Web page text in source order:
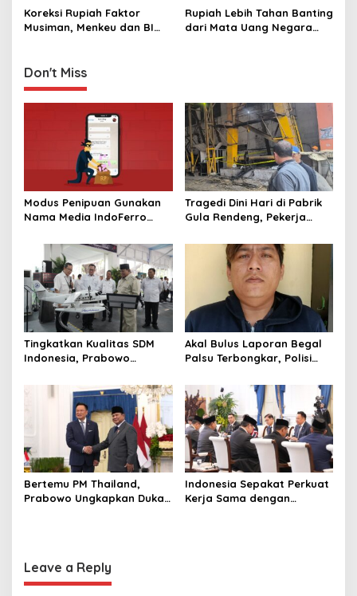
g
a
i
o
Strategi Jaga Rupiah
Koreksi Rupiah Faktor
Musiman, Menkeu dan BI
Rupiah Lebih Tahan Banting
dari Mata Uang Negara
Don't Miss
Modus Penipuan Gunakan
Nama Media IndoFerro
Waspadalah!
Tragedi Dini Hari di Pabrik
Gula Rendeng, Pekerja
Pengangkat Tebu
Tingkatkan Kualitas SDM
Indonesia, Prabowo
hingga Undang Universitas
Terbaik Dunia
Akal Bulus Laporan Begal
Palsu Terbongkar, Polisi
Perusahaan untuk Crypto
Bertemu PM Thailand,
Prabowo Ungkapkan Duka
Indonesia Sepakat Perkuat
Kerja Sama dengan
Leave a Reply